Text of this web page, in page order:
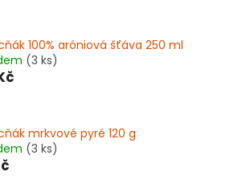
100% aróniová šťáva 250 ml
(3 ks)
mrkvové pyré 120 g
(3 ks)